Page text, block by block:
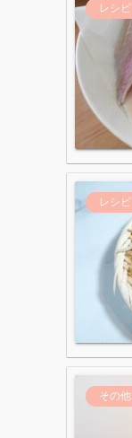
レシピ
レシピ
その他